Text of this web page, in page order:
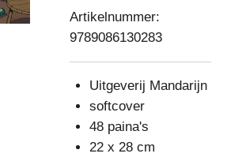
Artikelnummer:
9789086130283
Uitgeverij Mandarijn
softcover
48 paina's
22 x 28 cm